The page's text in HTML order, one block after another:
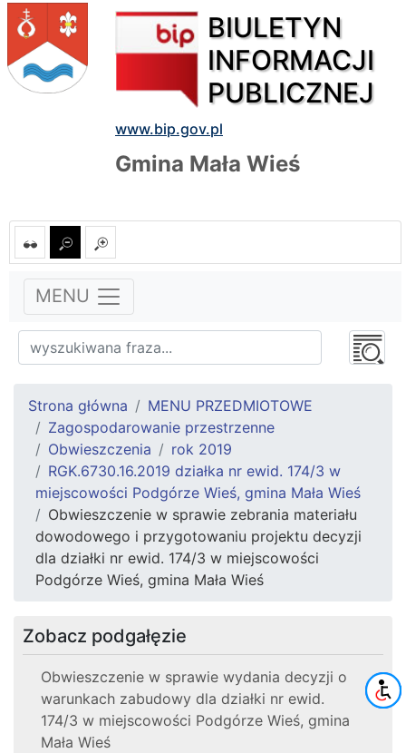
BIULETYN
INFORMACJI
PUBLICZNEJ
www.bip.gov.pl
Gmina Mała Wieś
MENU
Strona główna
MENU PRZEDMIOTOWE
Zagospodarowanie przestrzenne
Obwieszczenia
rok 2019
RGK.6730.16.2019 działka nr ewid. 174/3 w
miejscowości Podgórze Wieś, gmina Mała Wieś
Obwieszczenie w sprawie zebrania materiału
dowodowego i przygotowaniu projektu decyzji
dla działki nr ewid. 174/3 w miejscowości
Podgórze Wieś, gmina Mała Wieś
Zobacz podgałęzie
Obwieszczenie w sprawie wydania decyzji o
warunkach zabudowy dla działki nr ewid.
174/3 w miejscowości Podgórze Wieś, gmina
Mała Wieś